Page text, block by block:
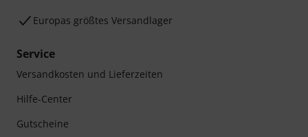
Europas größtes Versandlager
Service
Versandkosten und Lieferzeiten
Hilfe-Center
Gutscheine